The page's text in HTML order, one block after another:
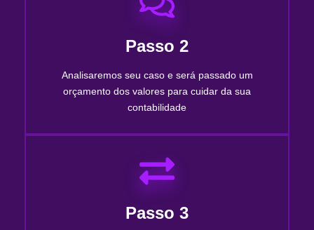
Passo 2
Analisaremos seu caso e será passado um
orçamento dos valores para cuidar da sua
contabilidade
Passo 3